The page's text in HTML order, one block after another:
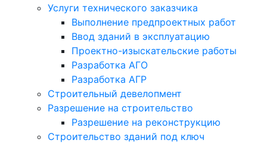
Услуги технического заказчика
Выполнение предпроектных работ
Ввод зданий в эксплуатацию
Проектно-изыскательские работы
Разработка АГО
Разработка АГР
Строительный девелопмент
Разрешение на строительство
Разрешение на реконструкцию
Строительство зданий под ключ